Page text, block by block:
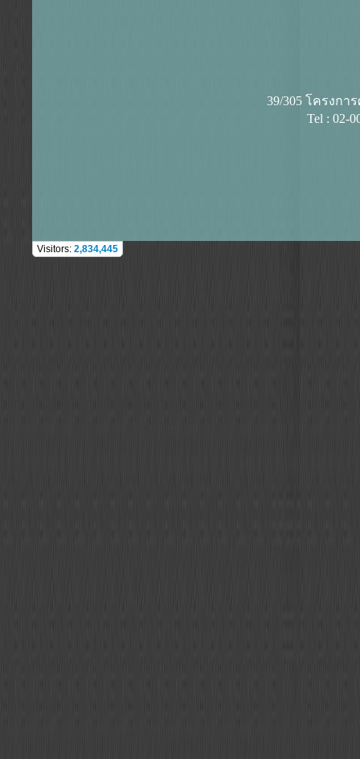
39/305 โครงก
Tel : 02-
Visitors: 2,834,445